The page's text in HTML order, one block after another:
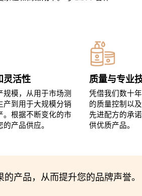
灵活性
规模，从用于市场测
产到用于大规模分销
。根据不断变化的市
产品供应。
质量与专业
凭借我们数十
的质量控制以
先进配方的承
供优质产品。
产品，从而提升您的品牌声誉。